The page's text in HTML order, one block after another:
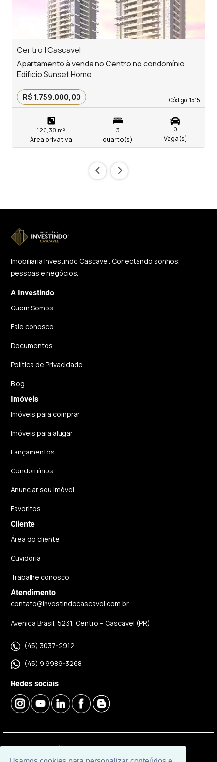
Centro | Cascavel
Código. 1515
Código. 1515
Apartamento à venda no Centro no condomínio
Edifício Sunset Home
R$ 1.759.000,00
126,38 m²
Área privativa
3
quarto(s)
0
Vaga(s)
‹ ›
Imobiliária Investindo Cascavel. Conectando sonhos,
pessoas e negócios.
A Investindo
Quem Somos
Fale conosco
Documentos
Política de Privacidade
Blog
Imóveis
Imóveis para comprar
Imóveis para alugar
Lançamentos
Condomínios
Anunciar seu imóvel
Favoritos
Cliente
Área do cliente
Ouvidoria
Trabalhe conosco
Atendimento
contato@investindocascavel.com.br
Avenida Brasil, 5231, Centro – Cascavel (PR)
(45) 3037-2912
(45) 9 9989-3268
Redes sociais
© 2026 | Imobiliária Investindo Cascavel | CRECI J06120 |
Desenvolvido por Universal Software.